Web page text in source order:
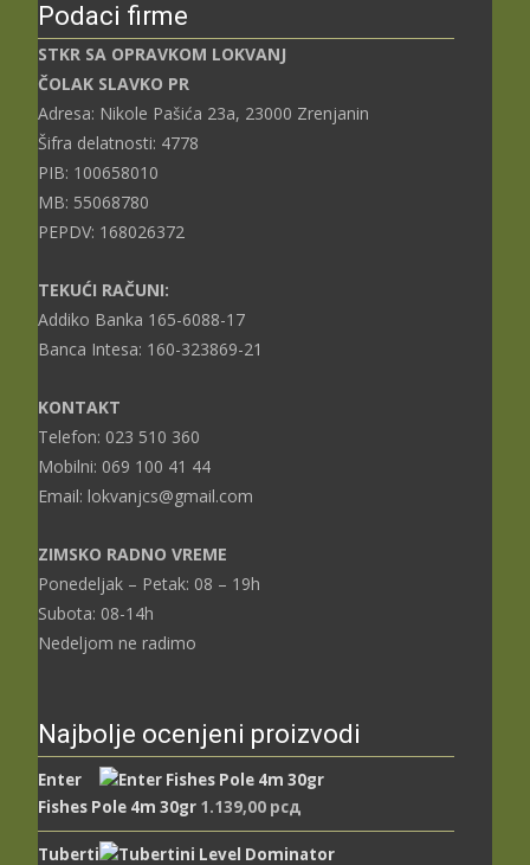
Podaci firme
STKR SA OPRAVKOM LOKVANJ
ČOLAK SLAVKO PR
Adresa: Nikole Pašića 23a, 23000 Zrenjanin
Šifra delatnosti: 4778
PIB: 100658010
MB: 55068780
PEPDV: 168026372
TEKUĆI RAČUNI:
Addiko Banka 165-6088-17
Banca Intesa: 160-323869-21
KONTAKT
Telefon: 023 510 360
Mobilni: 069 100 41 44
Email: lokvanjcs@gmail.com
ZIMSKO RADNO VREME
Ponedeljak – Petak: 08 – 19h
Subota: 08-14h
Nedeljom ne radimo
Najbolje ocenjeni proizvodi
Enter
Fishes Pole 4m 30gr 1.139,00 рсд
Tuberti